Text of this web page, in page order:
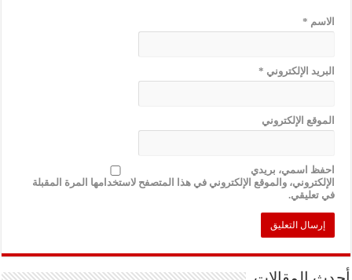
الاسم *
البريد الإلكتروني *
الموقع الإلكتروني
احفظ اسمي، بريدي
الإلكتروني، والموقع الإلكتروني في هذا المتصفح لاستخدامها المرة المقبلة
في تعليقي.